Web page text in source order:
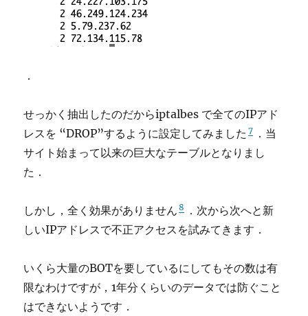
．
せっかく抽出したのだからiptalbes で全てのIPアド
レスを “DROP”するように設定してみました 7 ．当
サイト始まって以来の巨大なテーブルとなりまし
た．
しかし，全く効果がありません 8
．次から次へと新
しいIPアドレスで不正アクセスを試みてきます．
いくら大量のBOTを要しているにしてもその数は有
限なわけですが，1年分くらいのデータでは防ぐこと
はできないようです．